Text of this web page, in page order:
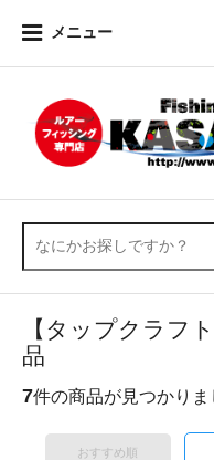
メニュー
【タップクラフ
品
7件の商品が見つかりま
おすすめ順